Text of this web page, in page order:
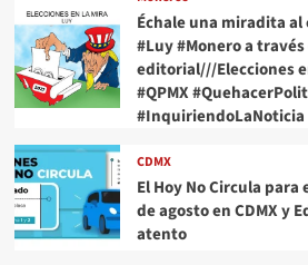
Échale una miradita al
#Luy #Monero a
editorial///Elecciones
#QPMX
#InquiriendoLaNoticia
CDMX
El Hoy No Circula para
de agosto en CDMX y
atento